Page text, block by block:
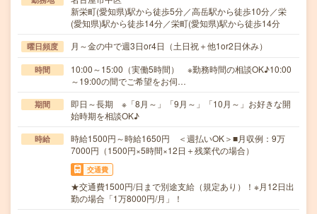
新栄町(愛知県)駅から徒歩5分／高岳駅から徒歩10分／栄
(愛知県)駅から徒歩14分／栄町(愛知県)駅から徒歩14分
曜日頻度 月～金の中で週3日or4日（土日祝＋他1or2日休み）
時間
10:00～15:00（実働5時間） ※勤務時間の相談OK♪10:00
～19:00の間でご希望をお伺…
期間
即日～長期 ※「8月～」「9月～」「10月～」お好きな開
始時期を相談OK♪
時給
時給1500円～時給1650円 ＜週払いOK＞■月収例：9万
7000円（1500円×5時間×12日＋残業代の場合）
交通費
★交通費1500円/日まで別途支給（規定あり）！※月12日出
勤の場合「1万8000円/月」！